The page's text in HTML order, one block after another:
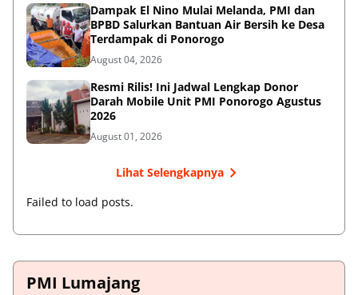
Dampak El Nino Mulai Melanda, PMI dan
BPBD Salurkan Bantuan Air Bersih ke Desa
Terdampak di Ponorogo
August 04, 2026
Resmi Rilis! Ini Jadwal Lengkap Donor
Darah Mobile Unit PMI Ponorogo Agustus
2026
August 01, 2026
Lihat Selengkapnya
Failed to load posts.
PMI Lumajang